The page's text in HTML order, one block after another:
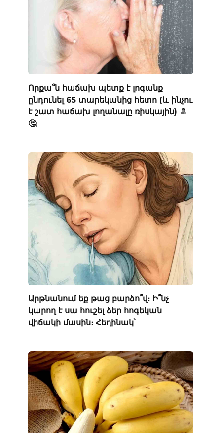
Որքա՞ն հաճախ պետք է լոգանք
ընդունել 65 տարեկանից հետո (և ինչու
է շատ հաճախ լողանալը ռիսկային) 🚿
🤔
Արթնանում եք թաց բարձո՞վ։ Ի՞նչ
կարող է սա հուշել ձեր հոգեկան
վիճակի մասին։ Հեղինակ՝